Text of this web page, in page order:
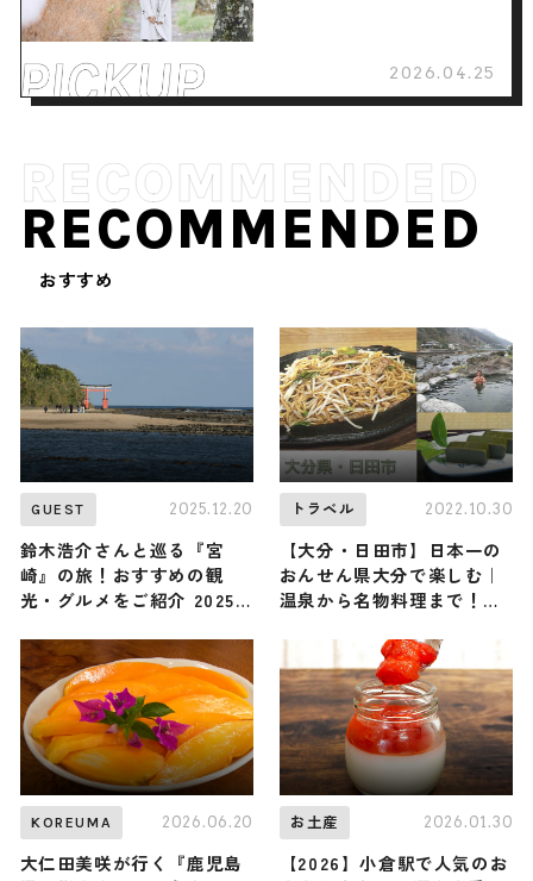
2026.04.25
RECOMMENDED
おすすめ
GUEST 2025.12.20
鈴木浩介さんと巡る『宮
崎』の旅！おすすめの観
光・グルメをご紹介 2025
トラベル 2022.10.30
【大分・日田市】日本一の
おんせん県大分で楽しむ｜
温泉から名物料理まで！お
KOREUMA 2026.06.20
大仁田美咲が行く『鹿児島
お土産 2026.01.30
【2026】小倉駅で人気のお